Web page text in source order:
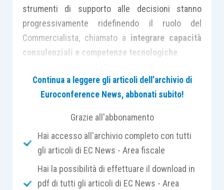
strumenti di supporto alle decisioni stanno
progressivamente ridefinendo il ruolo del
Commercialista, chiamato a integrare capacità
consulenziali e competenze tecnologiche
In questo contesto torna anche nel 2026 la
ricerca promossa dall’UNGDCEC e dalla
Fondazione Centro Studi UNGDCEC, realizzata
Euroconference. Dopo la prima edizione, che ha
coinvolto oltre 1.200 professionisti, l’iniziativa si
rinnova con l’obiettivo di offrire una fotografia
aggiornata sull’applicazione dell’Intelligenza
Continua a leggere gli articoli dell’archivio di
Euroconference News, abbonati subito!
Grazie all'abbonamento
Hai accesso all'archivio completo con tutti
gli articoli di EC News - Area fiscale
Hai la possibilità di effettuare il download in
pdf di tutti gli articoli di EC News - Area